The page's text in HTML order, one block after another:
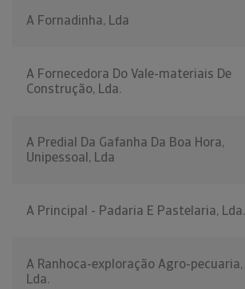
A Fornadinha, Lda
A Fornecedora Do Vale-materiais De
Construção, Lda.
A Predial Da Gafanha Da Boa Hora,
Unipessoal, Lda
A Principal - Padaria E Pastelaria, Lda.
A Ranhoca-exploração Agro-pecuaria,
Lda.